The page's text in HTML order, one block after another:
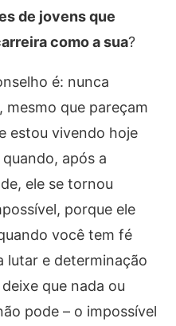
de jovens que
como a sua?
é: nunca
mesmo que pareçam
estou vivendo hoje
após a
ele se tornou
porque ele
você tem fé
lutar e determinação
que nada ou
pode – o impossível